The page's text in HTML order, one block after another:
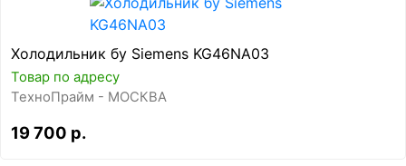
Холодильник бу Siemens KG46NA03
Товар по адресу
ТехноПрайм - МОСКВА
19 700 р.